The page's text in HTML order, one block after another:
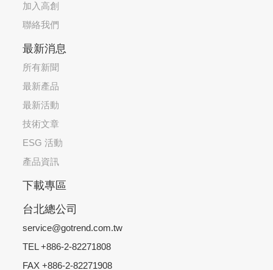
加入高創
聯絡我們
最新消息
所有新聞
最新產品
最新活動
技術文章
ESG 活動
產品資訊
下載專區
台北總公司
service@gotrend.com.tw
TEL +886-2-82271808
FAX +886-2-82271908